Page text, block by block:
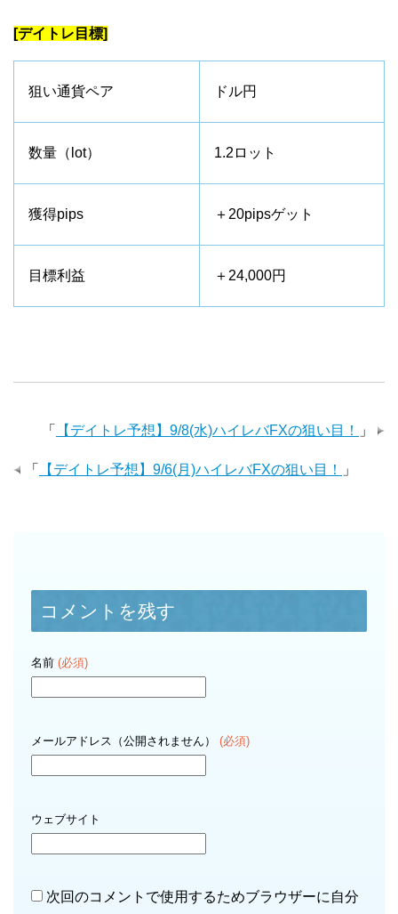
[デイトレ目標]
狙い通貨ペア ドル円
数量（lot） 1.2ロット
獲得pips ＋20pipsゲット
目標利益 ＋24,000円
「 【デイトレ予想】9/8(水)ハイレバFXの狙い目！ 」
「 【デイトレ予想】9/6(月)ハイレバFXの狙い目！ 」
コメントを残す
名前 (必須)
メールアドレス（公開されません） (必須)
ウェブサイト
次回のコメントで使用するためブラウザーに自分